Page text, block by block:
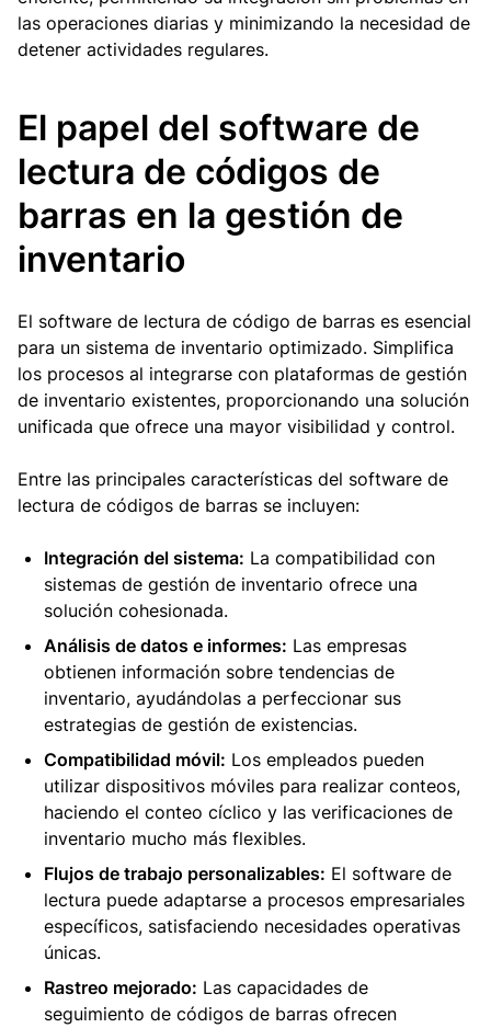
las operaciones diarias y minimizando la necesidad de
detener actividades regulares.
El papel del software de
lectura de códigos de
barras en la gestión de
inventario
El software de lectura de código de barras es esencial
para un sistema de inventario optimizado. Simplifica
los procesos al integrarse con plataformas de gestión
de inventario existentes, proporcionando una solución
unificada que ofrece una mayor visibilidad y control.
Entre las principales características del software de
lectura de códigos de barras se incluyen:
Integración del sistema: La compatibilidad con
sistemas de gestión de inventario ofrece una
solución cohesionada.
Análisis de datos e informes: Las empresas
obtienen información sobre tendencias de
inventario, ayudándolas a perfeccionar sus
estrategias de gestión de existencias.
Compatibilidad móvil: Los empleados pueden
utilizar dispositivos móviles para realizar conteos,
haciendo el conteo cíclico y las verificaciones de
inventario mucho más flexibles.
Flujos de trabajo personalizables: El software de
lectura puede adaptarse a procesos empresariales
específicos, satisfaciendo necesidades operativas
únicas.
Rastreo mejorado: Las capacidades de
seguimiento de códigos de barras ofrecen